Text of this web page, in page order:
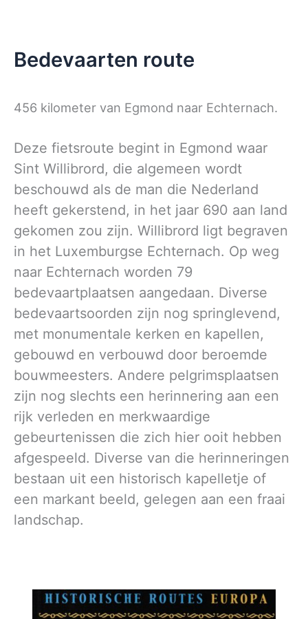
Bedevaarten route
456 kilometer van Egmond naar Echternach.
Deze fietsroute begint in Egmond waar
Sint Willibrord, die algemeen wordt
beschouwd als de man die Nederland
heeft gekerstend, in het jaar 690 aan land
gekomen zou zijn. Willibrord ligt begraven
in het Luxemburgse Echternach. Op weg
naar Echternach worden 79
bedevaartplaatsen aangedaan. Diverse
bedevaartsoorden zijn nog springlevend,
met monumentale kerken en kapellen,
gebouwd en verbouwd door beroemde
bouwmeesters. Andere pelgrimsplaatsen
zijn nog slechts een herinnering aan een
rijk verleden en merkwaardige
gebeurtenissen die zich hier ooit hebben
afgespeeld. Diverse van die herinneringen
bestaan uit een historisch kapelletje of
een markant beeld, gelegen aan een fraai
landschap.